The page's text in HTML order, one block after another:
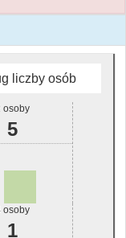
liczby osób
osoby
5
osoby
1